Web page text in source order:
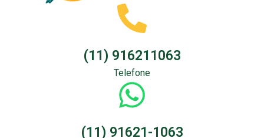
(11) 916211063
Telefone
(11) 91621-1063